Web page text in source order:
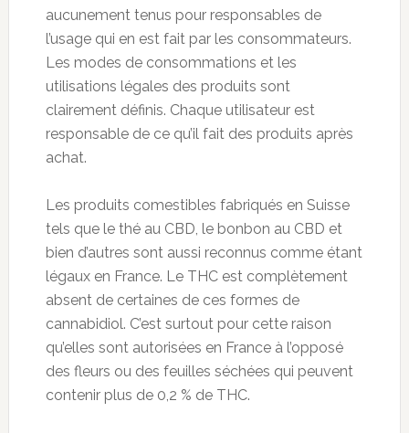
aucunement tenus pour responsables de
l’usage qui en est fait par les consommateurs.
Les modes de consommations et les
utilisations légales des produits sont
clairement définis. Chaque utilisateur est
responsable de ce qu’il fait des produits après
achat.
Les produits comestibles fabriqués en Suisse
tels que le thé au CBD, le bonbon au CBD et
bien d’autres sont aussi reconnus comme étant
légaux en France. Le THC est complètement
absent de certaines de ces formes de
cannabidiol. C’est surtout pour cette raison
qu’elles sont autorisées en France à l’opposé
des fleurs ou des feuilles séchées qui peuvent
contenir plus de 0,2 % de THC.